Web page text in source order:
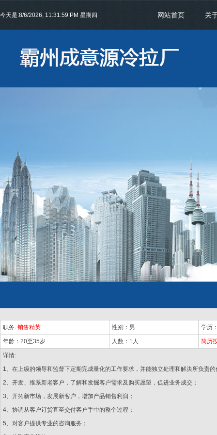
今天是:8/6/2026, 11:31:59 PM 星期四 网站首页 关
职务: 销售精英 性别：男 学历
年龄：20至35岁 人数：1人 简历
详情:
1、在上级的领导和监督下定期完成量化的工作要求，并能独立处理和解决所负责
2、开发、维系新老客户，了解和发掘客户需求及购买愿望，促进业务成交；
3、开拓新市场，发展新客户，增加产品销售利润；
4、协调从客户订货直至交付客户手中的整个过程；
5、对客户提供专业的咨询服务；